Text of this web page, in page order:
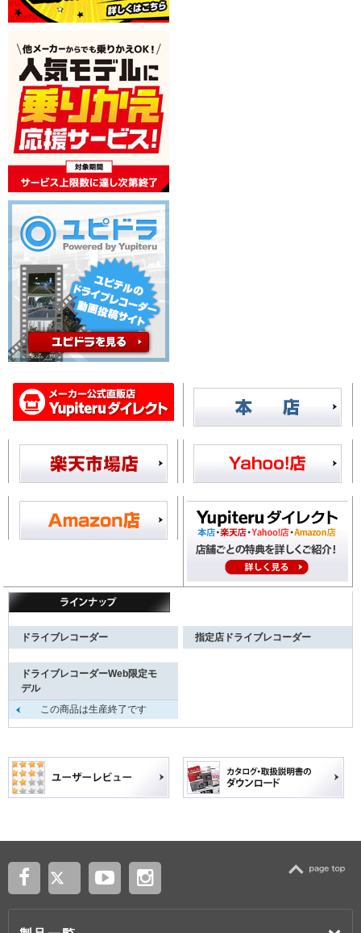
ドライブレコーダー 指定店ドライブレコーダー
ドライブレコーダーWeb限定モ
デル
この商品は生産終了です